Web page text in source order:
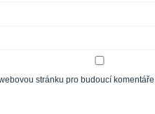
stránku pro budoucí